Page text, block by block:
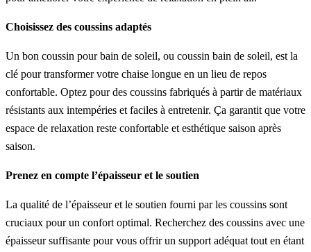
Choisissez des coussins adaptés
Un bon coussin pour bain de soleil, ou coussin bain de soleil, est la
clé pour transformer votre chaise longue en un lieu de repos
confortable. Optez pour des coussins fabriqués à partir de matériaux
résistants aux intempéries et faciles à entretenir. Ça garantit que votre
espace de relaxation reste confortable et esthétique saison après
saison.
Prenez en compte l’épaisseur et le soutien
La qualité de l’épaisseur et le soutien fourni par les coussins sont
cruciaux pour un confort optimal. Recherchez des coussins avec une
épaisseur suffisante pour vous offrir un support adéquat tout en étant